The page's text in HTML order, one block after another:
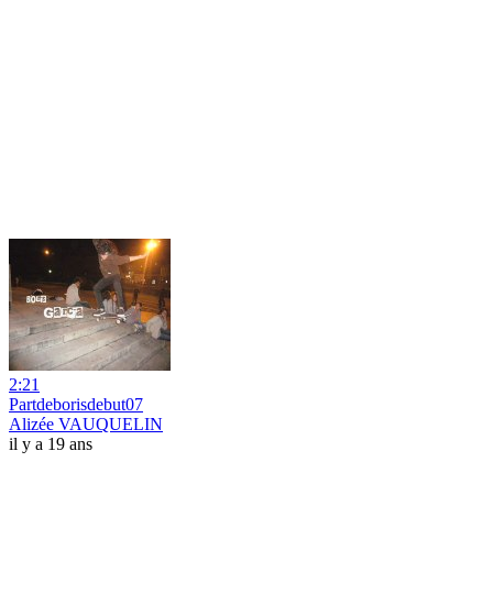
2:21
Partdeborisdebut07
Alizée VAUQUELIN
il y a 19 ans